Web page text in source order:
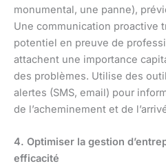
monumental, une panne),
Une communication proactive
potentiel en preuve de
attachent une importance
des problèmes. Utilise des
alertes (SMS, email) pour
de l’acheminement et de
4. Optimiser la gestion
efficacité